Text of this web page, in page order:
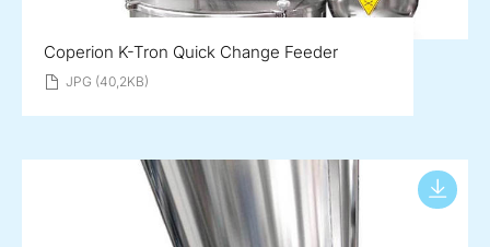
Coperion K-Tron Quick Change Feeder
JPG (40,2KB)